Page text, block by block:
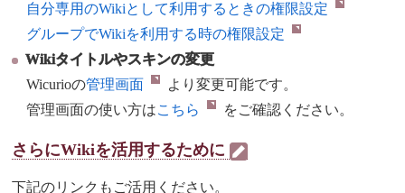
自分専用のWikiとして利用するときの権限設定
グループでWikiを利用する時の権限設定
Wikiタイトルやスキンの変更
Wicurioの管理画面
より変更可能です。
管理画面の使い方はこちら をご確認ください。
さらにWikiを活用するために
下記のリンクもご活用ください。